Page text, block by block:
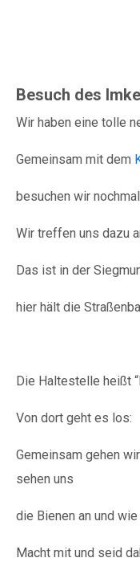
Besuch des
Wir haben eine tolle
Gemeinsam mit dem
besuchen wir
Wir treffen uns dazu
Das ist in der
hier hält die
Die Haltestelle heißt
Von dort geht es los:
Gemeinsam gehen
sehen uns
die Bienen an und
Macht mit und seid